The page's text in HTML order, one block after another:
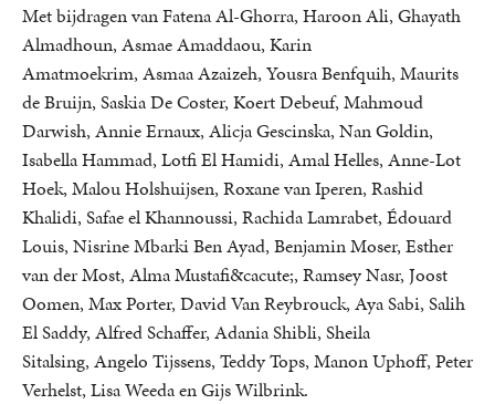
Met bijdragen van Fatena Al-Ghorra, Haroon Ali, Ghayath
Almadhoun, Asmae Amaddaou, Karin
Amatmoekrim, Asmaa Azaizeh, Yousra Benfquih, Maurits
de Bruijn, Saskia De Coster, Koert Debeuf, Mahmoud
Darwish, Annie Ernaux, Alicja Gescinska, Nan Goldin,
Isabella Hammad, Lotfi El Hamidi, Amal Helles, Anne-Lot
Hoek, Malou Holshuijsen, Roxane van Iperen, Rashid
Khalidi, Safae el Khannoussi, Rachida Lamrabet, Édouard
Louis, Nisrine Mbarki Ben Ayad, Benjamin Moser, Esther
van der Most, Alma Mustafi&cacute;, Ramsey Nasr, Joost
Oomen, Max Porter, David Van Reybrouck, Aya Sabi, Salih
El Saddy, Alfred Schaffer, Adania Shibli, Sheila
Sitalsing, Angelo Tijssens, Teddy Tops, Manon Uphoff, Peter
Verhelst, Lisa Weeda en Gijs Wilbrink.